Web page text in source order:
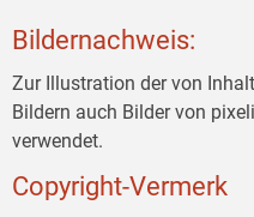
Bildernachweis:
Zur Illustration der von
Bildern auch Bilder von
verwendet.
Copyright-Vermerk